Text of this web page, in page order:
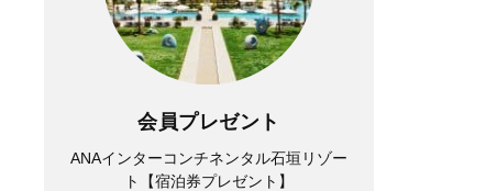
会員プレゼント
ANAインターコンチネンタル石垣リゾー
ト【宿泊券プレゼント】